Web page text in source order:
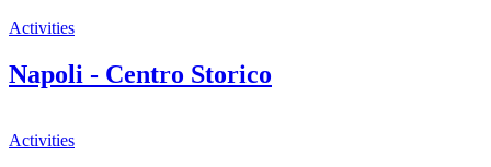
Activities
Napoli - Centro Storico
Activities